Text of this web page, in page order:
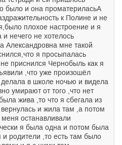
было и она проматериласьА
к Полине и не
плохое настроение и я
нечего не хотелось
Александровна мне такой
я просыпалась
приснился Чернобыль как я
,что уже произошёл
в школе ночью и видела
умирают от того ,что нет
жива ,то что я сбегала из
и жила там ,а потом
останавливали
я была одна и потом была
родители ,то есть там было